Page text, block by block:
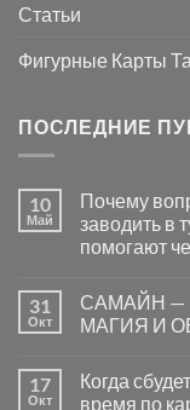
Статьи
Фигурные Карты
ПОСЛЕДНИЕ
10
Май
Почему
заводить в
помогают
записи
Почему
вопросы
Нет»
31
Окт
САМАЙН —
МАГИЯ И
записи
САМАЙН
17
Окт
Когда
время по